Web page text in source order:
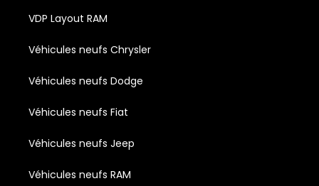
VDP Layout RAM
Véhicules neufs Chrysler
Véhicules neufs Dodge
Véhicules neufs Fiat
Véhicules neufs Jeep
Véhicules neufs RAM